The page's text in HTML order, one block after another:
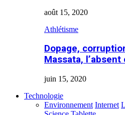
août 15, 2020
Athlétisme
Dopage,
Massata,
juin 15, 2020
Technologie
Environnement Internet